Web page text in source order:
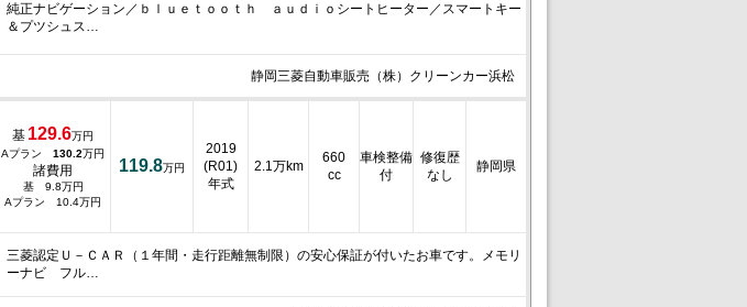
純正ナビゲーション／ｂｌｕｅｔｏｏｔｈ ａｕｄｉｏシートヒーター／スマートキー
＆プツシュス…
静岡三菱自動車販売（株）クリーンカー浜松
基 129.6万円
Aプラン 130.2万円
諸費用
基 9.8万円
Aプラン 10.4万円
119.8万円
2019
(R01)
年式
2.1万km
660
cc
車検整備
付
修復歴
なし
静岡県
三菱認定Ｕ－ＣＡＲ（１年間・走行距離無制限）の安心保証が付いたお車です。メモリ
ーナビ フル…